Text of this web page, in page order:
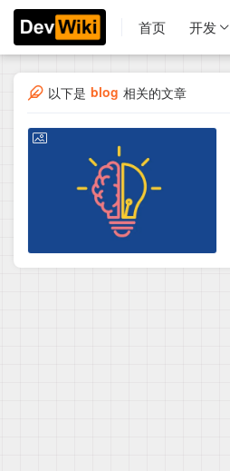
首页 开发
以下是 blog 相关的文章